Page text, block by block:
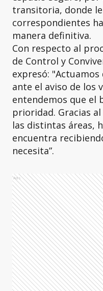
transitoria, donde
correspondientes
manera definitiva.
Con respecto al
de Control y
expresó:
ante el aviso de los
entendemos que el
prioridad. Gracias
las distintas áreas,
encuentra
necesita”.
Ads